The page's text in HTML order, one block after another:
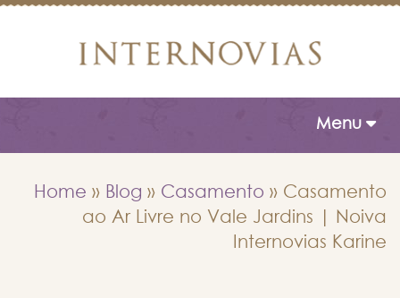
Toggle
Menu
Home » Blog » Casamento » Casamento
ao Ar Livre no Vale Jardins | Noiva
Internovias Karine